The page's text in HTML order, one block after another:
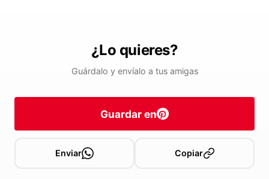
¿Lo quieres?
Guárdalo y envíalo a tus amigas
Guardar en
Enviar Copiar